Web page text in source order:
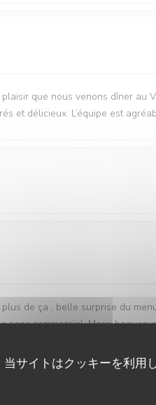
当サイトはクッキーを利用
plaisir que nous venons dîner
et délicieux. L’équipe est
de ça , belle surprise du
sens commercial. Merci